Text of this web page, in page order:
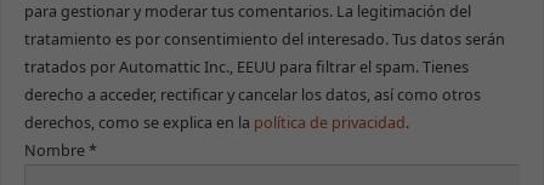
para gestionar y moderar tus comentarios. La legitimación del
tratamiento es por consentimiento del interesado. Tus datos serán
tratados por Automattic Inc., EEUU para filtrar el spam. Tienes
derecho a acceder, rectificar y cancelar los datos, así como otros
derechos, como se explica en la política de privacidad.
Nombre*
Marketing
Al compartir tus
intereses y
comportamiento